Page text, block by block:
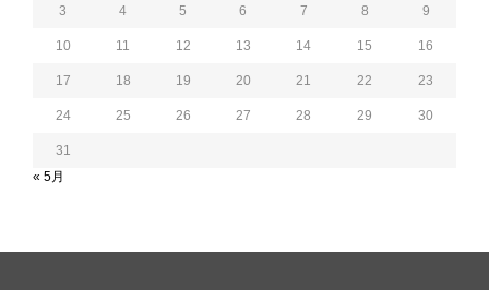
3 4 5 6 7 8 9
10 11 12 13 14 15 16
17 18 19 20 21 22 23
24 25 26 27 28 29 30
31
« 5月